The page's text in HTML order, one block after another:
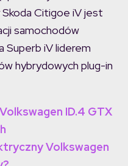
Citigoe iV jest
samochodów
Superb iV liderem
hybrydowych plug-in
ID.4 GTX
Volkswagen